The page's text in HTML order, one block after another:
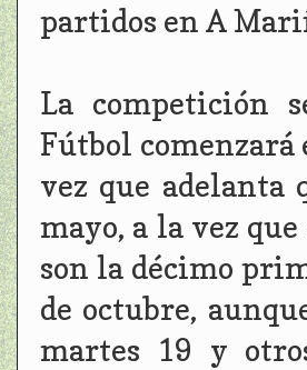
partidos en A
La competición
Fútbol comenzará
vez que
mayo, a la vez
son la décimo
de octubre,
martes 19 y